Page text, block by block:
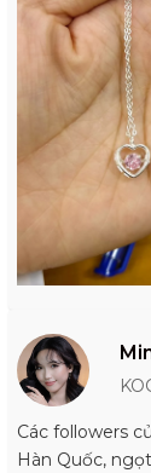
Các followers
Hàn Quốc,